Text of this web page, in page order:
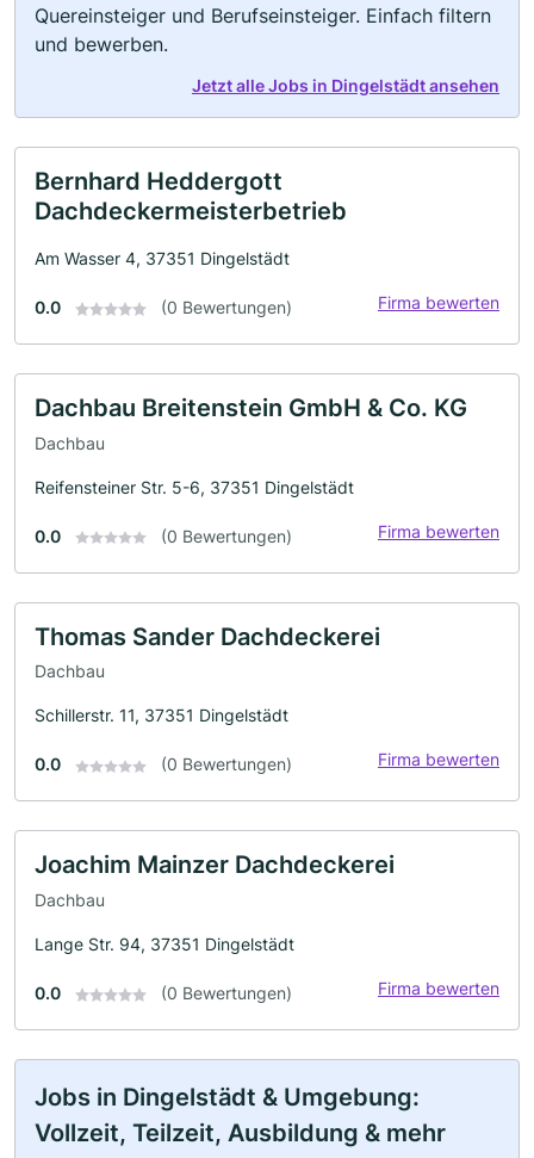
Quereinsteiger und Berufseinsteiger. Einfach filtern
und bewerben.
Jetzt alle Jobs in Dingelstädt ansehen
Bernhard Heddergott
Dachdeckermeisterbetrieb
Am Wasser 4, 37351 Dingelstädt
0.0 (0 Bewertungen) Firma bewerten
Dachbau Breitenstein GmbH & Co. KG
Dachbau
Reifensteiner Str. 5-6, 37351 Dingelstädt
0.0 (0 Bewertungen) Firma bewerten
Thomas Sander Dachdeckerei
Dachbau
Schillerstr. 11, 37351 Dingelstädt
0.0 (0 Bewertungen) Firma bewerten
Joachim Mainzer Dachdeckerei
Dachbau
Lange Str. 94, 37351 Dingelstädt
0.0 (0 Bewertungen) Firma bewerten
Jobs in Dingelstädt & Umgebung:
Vollzeit, Teilzeit, Ausbildung & mehr